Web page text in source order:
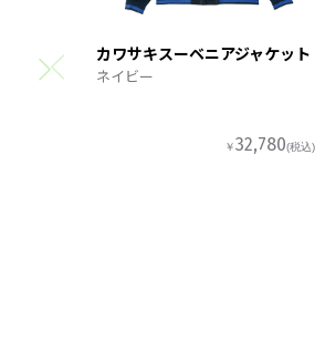
カワサキスーベニアジャケット
ネイビー
￥32,780(税込)